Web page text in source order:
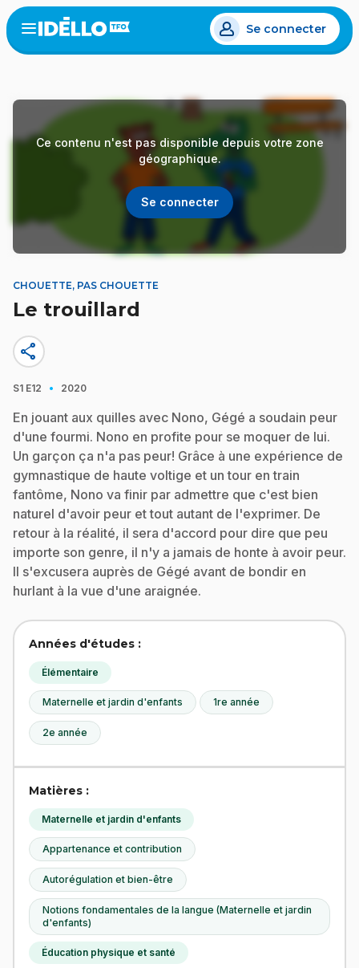
Aller
au
contenu
Open
menu
Se connecter
Ce contenu n'est pas disponible depuis votre zone
géographique.
Se connecter
CHOUETTE, PAS CHOUETTE
Le trouillard
share
S1 E12 · 2020
En jouant aux quilles avec Nono, Gégé a soudain peur
d'une fourmi. Nono en profite pour se moquer de lui.
Un garçon ça n'a pas peur! Grâce à une expérience de
gymnastique de haute voltige et un tour en train
fantôme, Nono va finir par admettre que c'est bien
naturel d'avoir peur et tout autant de l'exprimer. De
retour à la réalité, il sera d'accord pour dire que peu
importe son genre, il n'y a jamais de honte à avoir peur.
Il s'excusera auprès de Gégé avant de bondir en
hurlant à la vue d'une araignée.
Années d'études :
Élémentaire
Maternelle et jardin d'enfants 1re année
2e année
Matières :
Maternelle et jardin d'enfants
Appartenance et contribution
Autorégulation et bien-être
Notions fondamentales de la langue (Maternelle et jardin
d'enfants)
Éducation physique et santé